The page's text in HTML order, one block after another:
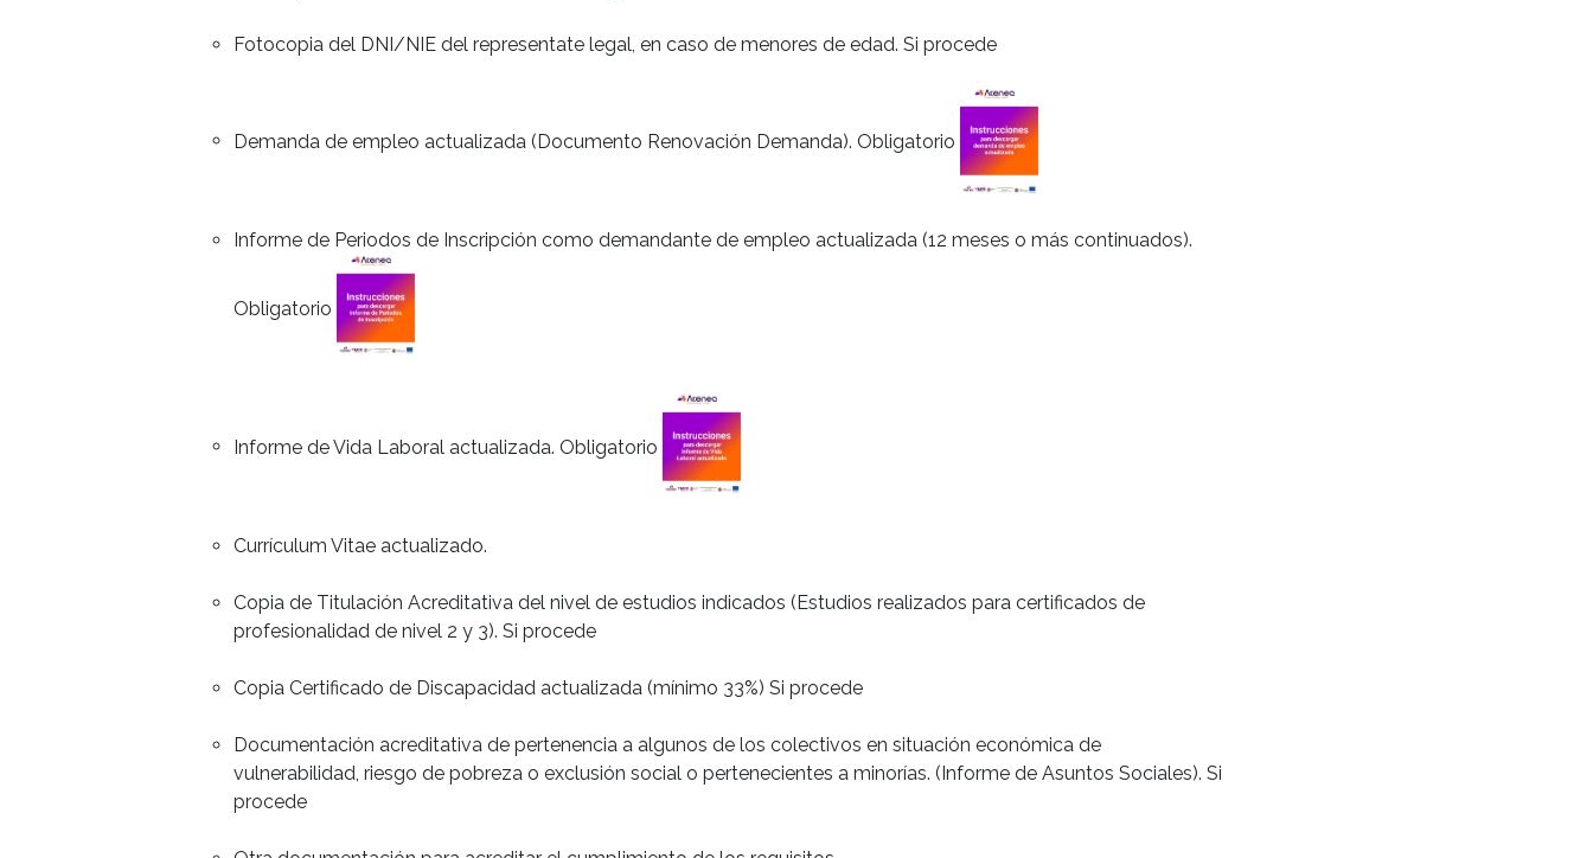
Fotocopia del DNI/NIE del representate legal, en caso de menores de edad. Si procede
Demanda de empleo actualizada (Documento Renovación Demanda). Obligatorio
Informe de Periodos de Inscripción como demandante de empleo actualizada (12 meses o más continuados).
Obligatorio
Informe de Vida Laboral actualizada. Obligatorio
Currículum Vitae actualizado.
Copia de Titulación Acreditativa del nivel de estudios indicados (Estudios realizados para certificados de
profesionalidad de nivel 2 y 3). Si procede
Copia Certificado de Discapacidad actualizada (mínimo 33%) Si procede
Documentación acreditativa de pertenencia a algunos de los colectivos en situación económica de
vulnerabilidad, riesgo de pobreza o exclusión social o pertenecientes a minorías. (Informe de Asuntos Sociales). Si
procede